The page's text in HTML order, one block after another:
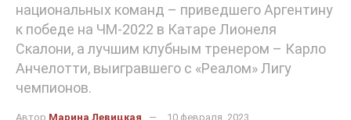
национальных команд – приведшего Аргентину
к победе на ЧМ-2022 в Катаре Лионеля
Скалони, а лучшим клубным тренером – Карло
Анчелотти, выигравшего с «Реалом» Лигу
чемпионов.
Автор Марина Левицкая 10 февраля, 2023